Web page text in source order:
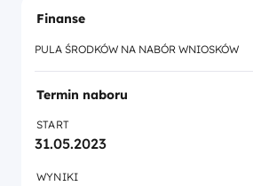
Finanse
PULA ŚRODKÓW NA NABÓR WNIOSKÓW
Termin naboru
START
31.05.2023
WYNIKI